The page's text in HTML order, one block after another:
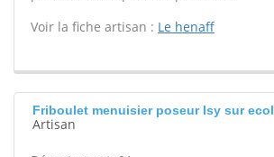
Voir la fiche artisan : Le henaff
Friboulet menuisier poseur Isy sur
Artisan